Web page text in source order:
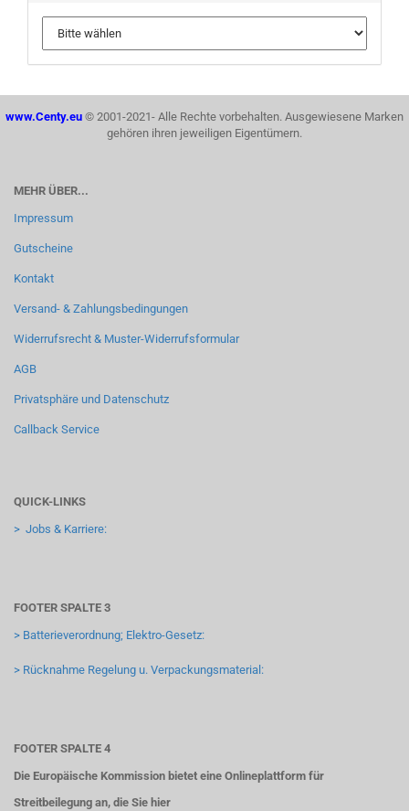
www.Centy.eu © 2001-2021- Alle Rechte vorbehalten. Ausgewiesene Marken
gehören ihren jeweiligen Eigentümern.
MEHR ÜBER...
Impressum
Gutscheine
Kontakt
Versand- & Zahlungsbedingungen
Widerrufsrecht & Muster-Widerrufsformular
AGB
Privatsphäre und Datenschutz
Callback Service
QUICK-LINKS
> Jobs & Karriere:
FOOTER SPALTE 3
> Batterieverordnung; Elektro-Gesetz:
> Rücknahme Regelung u. Verpackungsmaterial:
FOOTER SPALTE 4
Die Europäische Kommission bietet eine Onlineplattform für
Streitbeilegung an, die Sie hier